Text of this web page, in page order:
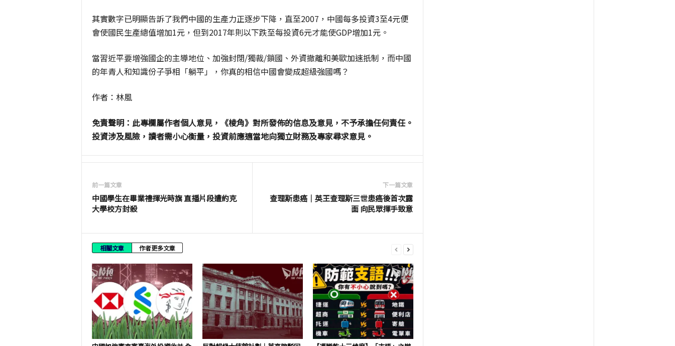
其實數字已明顯告訴了我們中國的生產力正逐步下降，直至2007，中國每多投資3至4元便
會使國民生產總值增加1元，但到2017年則以下跌至每投資6元才能使GDP增加1元。
當習近平要增強國企的主導地位、加強封閉/獨裁/鎖國、外資撤離和美歐加速扺制，而中國
的年青人和知識份子爭相「躺平」，你真的相信中國會變成超級強國嗎？
作者：林風
免責聲明：此專欄屬作者個人意見，《棱角》對所發佈的信息及意見，不予承擔任何責任。
投資涉及風險，讀者需小心衡量，投資前應適當地向獨立財務及專家尋求意見。
前一篇文章
中國學生在畢業禮揮光時旗 直播片段遭約克
大學校方封殺
下一篇文章
查理斯患癌｜英王查理斯三世患癌後首次露
面 向民眾揮手致意
相關文章 作者更多文章